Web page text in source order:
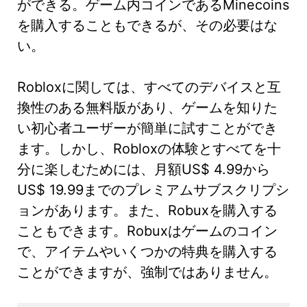
ができる。ゲーム内コインであるMinecoins
を購入することもできるが、その必要はな
い。
Robloxに関しては、すべてのデバイスと互
換性のある無料版があり、ゲームを知りた
い初心者ユーザーが簡単に試すことができ
ます。しかし、Robloxの体験とすべてを十
分に楽しむためには、月額US$ 4.99から
US$ 19.99までのプレミアムサブスクリプシ
ョンがあります。また、Robuxを購入する
こともできます。Robuxはゲームのコイン
で、アイテムやいくつかの特典を購入する
ことができますが、強制ではありません。